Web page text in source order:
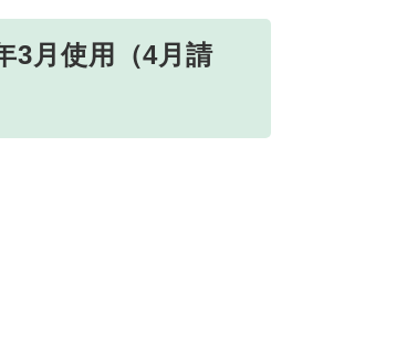
3月使用（4月請